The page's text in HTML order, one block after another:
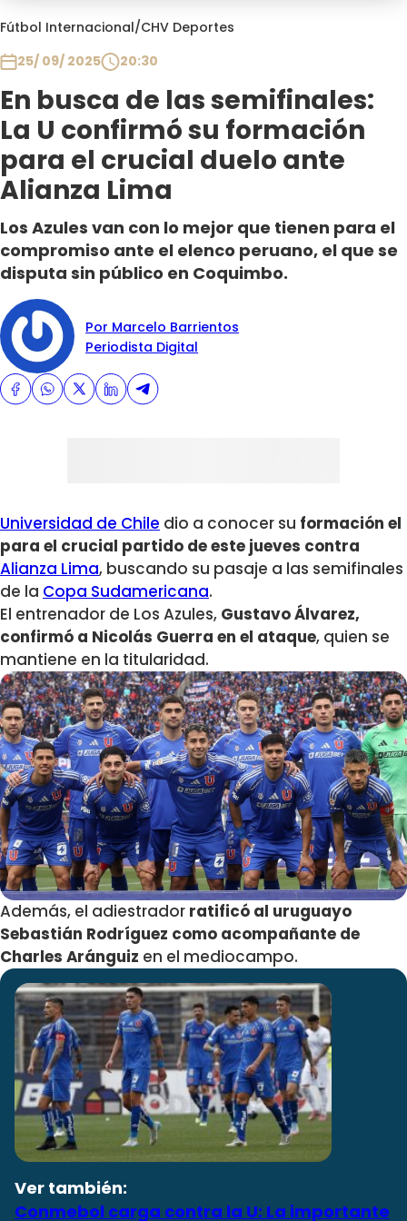
Fútbol Internacional/CHV Deportes
25/ 09/ 2025
20:30
En busca de las semifinales:
La U confirmó su formación
para el crucial duelo ante
Alianza Lima
Los Azules van con lo mejor que tienen para el
compromiso ante el elenco peruano, el que se
disputa sin público en Coquimbo.
Por Marcelo Barrientos
Periodista Digital
Universidad de Chile dio a conocer su formación el
para el crucial partido de este jueves contra
Alianza Lima, buscando su pasaje a las semifinales
de la Copa Sudamericana.
El entrenador de Los Azules, Gustavo Álvarez,
confirmó a Nicolás Guerra en el ataque, quien se
mantiene en la titularidad.
Además, el adiestrador ratificó al uruguayo
Sebastián Rodríguez como acompañante de
Charles Aránguiz en el mediocampo.
Ver también:
Conmebol carga contra la U: La importante
Programas
Club De La Comedia
Contigo en Directo
Plan Perfecto
El Tiempo
Sabingo
Todos Los Programas